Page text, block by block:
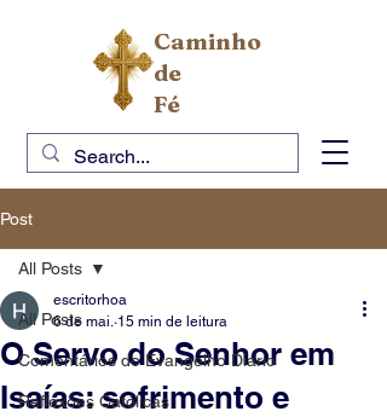
Caminho
de
Fé
Post
All Posts
Comentários do Evangelho Diário
Reflexões Católicas
All Posts
O Servo do Senhor em
Isaías: sofrimento e
escritorhoa
6 de mai. 15 min de leitura